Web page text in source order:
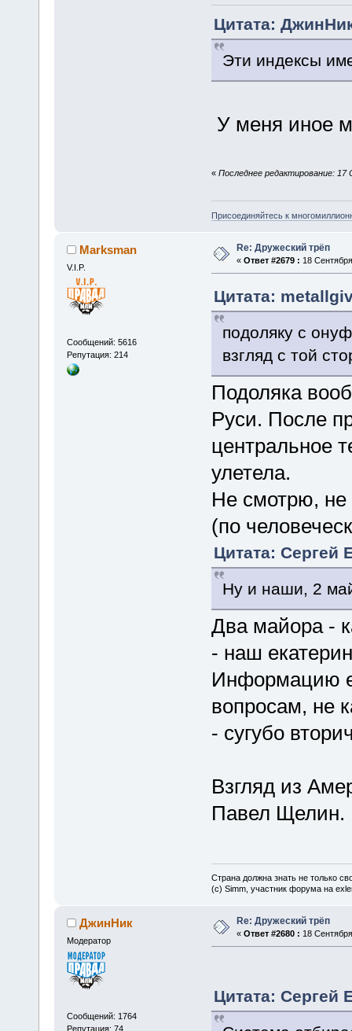
Цитата:
Эти индексы
У меня иное
« Последнее редактирование:
Присоединяйтесь к
Marksman
V.I.P.
Сообщений: 5616
Репутация: 214
Re: Дружеский трёп
« Ответ #2679 : 18
Цитата:
подоляку с
взгляд с той
Подоляка
Руси. После
центральное
улетела.
Не смотрю, не
(по
Цитата: Сергей
Ну и наши, 2
Два майора -
- наш
Информацию
вопросам, не
- сугубо
Взгляд из
Павел Щелин.
Страна должна знать не только
(c) Simm, участник форума на
ДжинНик
Модератор
Сообщений: 1764
Репутация: 74
Re: Дружеский трёп
« Ответ #2680 : 18
Цитата: Сергей